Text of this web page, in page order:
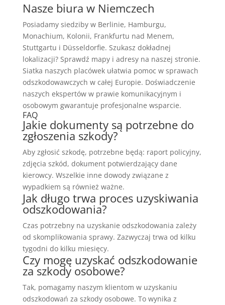
Nasze biura w Niemczech
Posiadamy siedziby w Berlinie, Hamburgu,
Monachium, Kolonii, Frankfurtu nad Menem,
Stuttgartu i Düsseldorfie. Szukasz dokładnej
lokalizacji? Sprawdź mapy i adresy na naszej stronie.
Siatka naszych placówek ułatwia pomoc w sprawach
odszkodowawczych w całej Europie. Doświadczenie
naszych ekspertów w prawie komunikacyjnym i
osobowym gwarantuje profesjonalne wsparcie.
FAQ
Jakie dokumenty są potrzebne do
zgłoszenia szkody?
Aby zgłosić szkodę, potrzebne będą: raport policyjny,
zdjęcia szkód, dokument potwierdzający dane
kierowcy. Wszelkie inne dowody związane z
wypadkiem są również ważne.
Jak długo trwa proces uzyskiwania
odszkodowania?
Czas potrzebny na uzyskanie odszkodowania zależy
od skomplikowania sprawy. Zazwyczaj trwa od kilku
tygodni do kilku miesięcy.
Czy mogę uzyskać odszkodowanie
za szkody osobowe?
Tak, pomagamy naszym klientom w uzyskaniu
odszkodowań za szkody osobowe. To wynika z